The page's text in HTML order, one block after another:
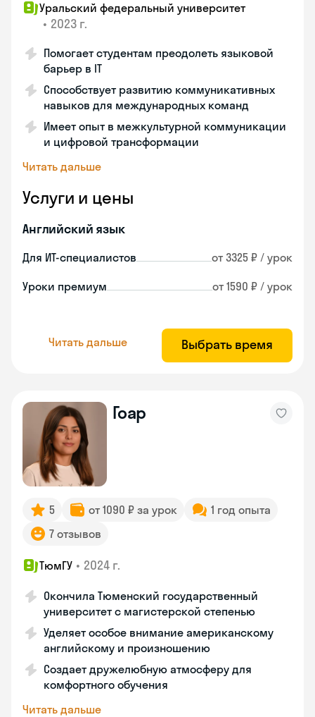
Уральский федеральный университет
• 2023 г.
Помогает студентам преодолеть языковой
барьер в IT
Способствует развитию коммуникативных
навыков для международных команд
Имеет опыт в межкультурной коммуникации
и цифровой трансформации
Читать дальше
Услуги и цены
Английский язык
Для ИТ-специалистов от 3325 ₽ / урок
Уроки премиум от 1590 ₽ / урок
Читать дальше Выбрать время
Гоар
5 от 1090 ₽ за урок
1 год опыта
7 отзывов
ТюмГУ • 2024 г.
Окончила Тюменский государственный
университет с магистерской степенью
Уделяет особое внимание американскому
английскому и произношению
Создает дружелюбную атмосферу для
комфортного обучения
Читать дальше